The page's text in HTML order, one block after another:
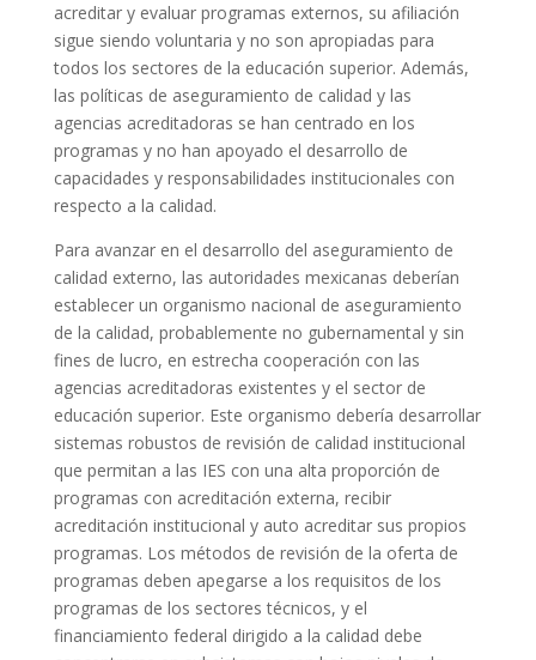
acreditar y evaluar programas externos, su afiliación
sigue siendo voluntaria y no son apropiadas para
todos los sectores de la educación superior. Además,
las políticas de aseguramiento de calidad y las
agencias acreditadoras se han centrado en los
programas y no han apoyado el desarrollo de
capacidades y responsabilidades institucionales con
respecto a la calidad.
Para avanzar en el desarrollo del aseguramiento de
calidad externo, las autoridades mexicanas deberían
establecer un organismo nacional de aseguramiento
de la calidad, probablemente no gubernamental y sin
fines de lucro, en estrecha cooperación con las
agencias acreditadoras existentes y el sector de
educación superior. Este organismo debería desarrollar
sistemas robustos de revisión de calidad institucional
que permitan a las IES con una alta proporción de
programas con acreditación externa, recibir
acreditación institucional y auto acreditar sus propios
programas. Los métodos de revisión de la oferta de
programas deben apegarse a los requisitos de los
programas de los sectores técnicos, y el
financiamiento federal dirigido a la calidad debe